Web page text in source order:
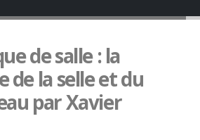
de salle : la
de la selle et du
par Xavier